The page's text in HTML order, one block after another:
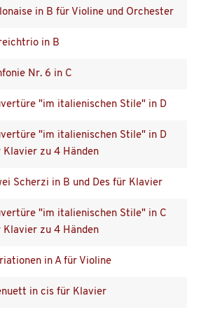
in B für Violine und Orchester
in B
Nr. 6 in C
"im italienischen Stile" in D
"im italienischen Stile" in D
Klavier zu 4 Händen
Scherzi in B und Des für Klavier
"im italienischen Stile" in C
Klavier zu 4 Händen
in A für Violine
in cis für Klavier